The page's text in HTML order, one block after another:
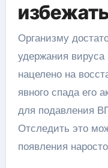
Организму
удержания
нацелено на
явного спада его
для подавления
Отследить это
появления